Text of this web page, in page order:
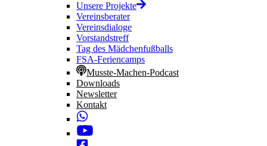
Unsere Projekte
Vereinsberater
Vereinsdialoge
Vorstandstreff
Tag des Mädchenfußballs
FSA-Feriencamps
Musste-Machen-Podcast
Downloads
Newsletter
Kontakt